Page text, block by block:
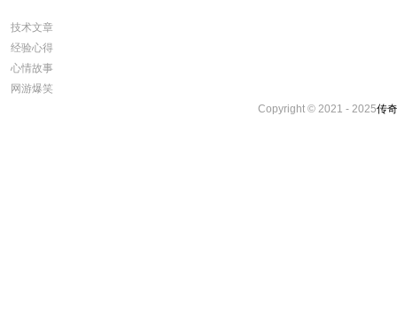
技术文章
经验心得
心情故事
网游爆笑
Copyright © 2021 - 2025传